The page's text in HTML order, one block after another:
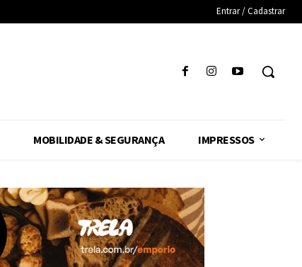
Entrar / Cadastrar
MOBILIDADE & SEGURANÇA IMPRESSOS